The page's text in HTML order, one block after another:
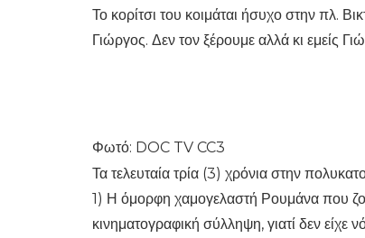
Το κορίτσι του κοιμάται ήσυχο στην πλ.
Γιώργος. Δεν τον ξέρουμε αλλά κι εμείς
Φωτό: DOC TV CC3
Τα τελευταία τρία (3) χρόνια στην
1) Η όμορφη χαμογελαστή Ρουμάνα που
κινηματογραφική σύλληψη, γιατί δεν